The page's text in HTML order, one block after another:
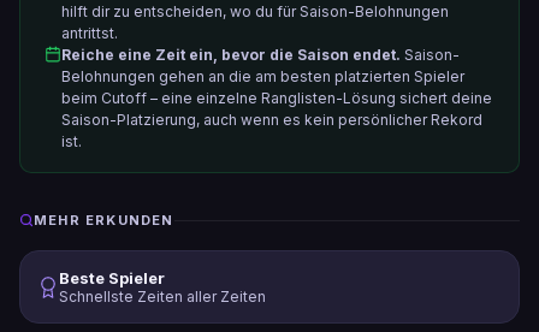
hilft dir zu entscheiden, wo du für Saison-Belohnungen
antrittst.
Reiche eine Zeit ein, bevor die Saison endet. Saison-
Belohnungen gehen an die am besten platzierten Spieler
beim Cutoff – eine einzelne Ranglisten-Lösung sichert deine
Saison-Platzierung, auch wenn es kein persönlicher Rekord
ist.
MEHR ERKUNDEN
Beste Spieler
Schnellste Zeiten aller Zeiten